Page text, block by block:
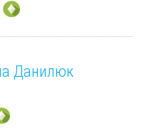
Данилюк